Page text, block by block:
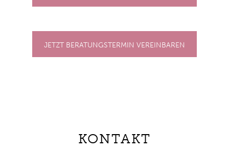
JETZT BERATUNGSTERMIN VEREINBAREN
KONTAKT